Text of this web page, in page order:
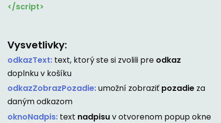
</script>
Vysvetlivky:
odkazText: text, ktorý ste si zvolili pre odkaz
doplnku v košíku
odkazZobrazPozadie:umožní zobraziť pozadie za
daným odkazom
oknoNadpis: text nadpisuv otvorenom popup okne